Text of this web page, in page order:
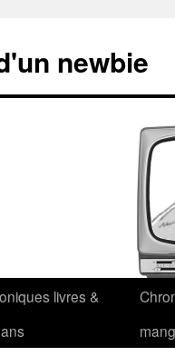
newbie
livres &